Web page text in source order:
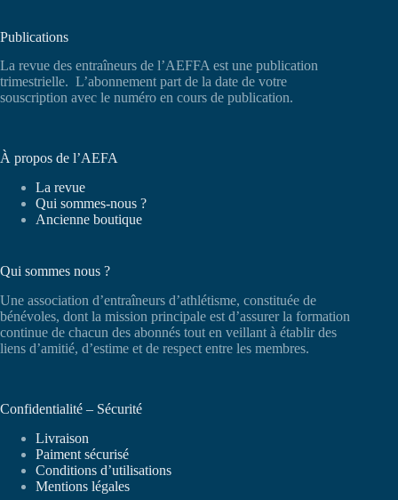
Publications
La revue des entraîneurs de l’AEFFA est une publication
trimestrielle. L’abonnement part de la date de votre
souscription avec le numéro en cours de publication.
À propos de l’AEFA
La revue
Qui sommes-nous ?
Ancienne boutique
Qui sommes nous ?
Une association d’entraîneurs d’athlétisme, constituée de
bénévoles, dont la mission principale est d’assurer la formation
continue de chacun des abonnés tout en veillant à établir des
liens d’amitié, d’estime et de respect entre les membres.
Confidentialité – Sécurité
Livraison
Paiment sécurisé
Conditions d’utilisations
Mentions légales